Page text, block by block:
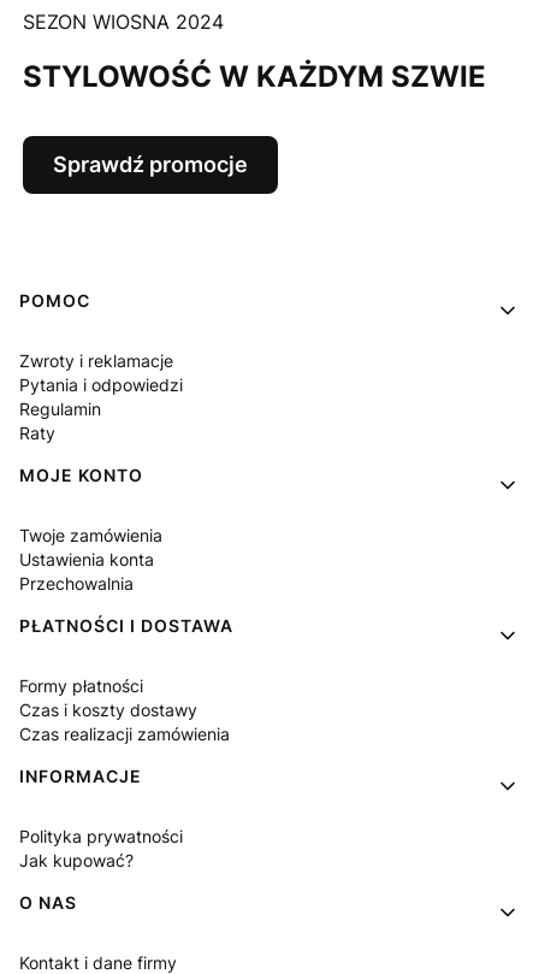
SEZON WIOSNA 2024
STYLOWOŚĆ W KAŻDYM SZWIE
Sprawdź promocje
Linki w stopce
POMOC
Zwroty i reklamacje
Pytania i odpowiedzi
Regulamin
Raty
MOJE KONTO
Twoje zamówienia
Ustawienia konta
Przechowalnia
PŁATNOŚCI I DOSTAWA
Formy płatności
Czas i koszty dostawy
Czas realizacji zamówienia
INFORMACJE
Polityka prywatności
Jak kupować?
O NAS
Kontakt i dane firmy